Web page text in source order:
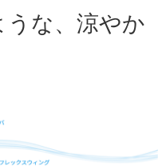
うな、涼やか